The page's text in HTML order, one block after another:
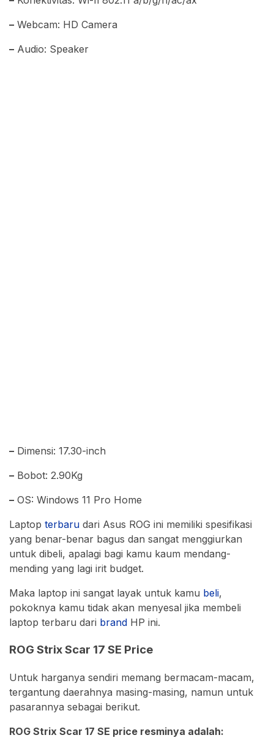
– Webcam: HD Camera
– Audio: Speaker
– Dimensi: 17.30-inch
– Bobot: 2.90Kg
– OS: Windows 11 Pro Home
Laptop terbaru dari Asus ROG ini memiliki spesifikasi
yang benar-benar bagus dan sangat menggiurkan
untuk dibeli, apalagi bagi kamu kaum mendang-
mending yang lagi irit budget.
Maka laptop ini sangat layak untuk kamu beli,
pokoknya kamu tidak akan menyesal jika membeli
laptop terbaru dari brand HP ini.
ROG Strix Scar 17 SE Price
Untuk harganya sendiri memang bermacam-macam,
tergantung daerahnya masing-masing, namun untuk
pasarannya sebagai berikut.
ROG Strix Scar 17 SE price resminya adalah: